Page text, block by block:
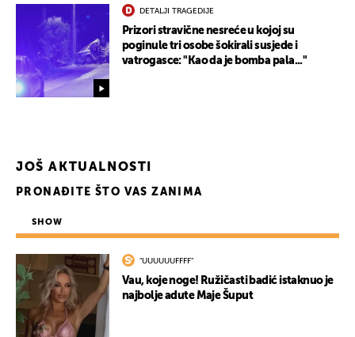
DETALJI TRAGEDIJE
Prizori stravične nesreće u kojoj su
poginule tri osobe šokirali susjede i
vatrogasce: "Kao da je bomba pala..."
JOŠ AKTUALNOSTI
PRONAĐITE ŠTO VAS ZANIMA
SHOW
"UUUUUUFFFF"
Vau, koje noge! Ružičasti badić istaknuo je
najbolje adute Maje Šuput